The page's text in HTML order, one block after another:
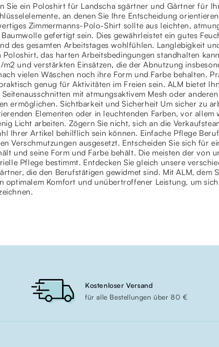
Sie ein Poloshirt für Landscha sgärtner und Gärtner für
an denen Sie Ihre Entscheidung
Zimmermanns-Polo-Shirt sollte aus leichten,
gefertigt sein. Dies gewährleistet ein gutes
des gesamten Arbeitstages wohlfühlen. Langlebigkeit
Poloshirt, das harten Arbeitsbedingungen standhalten
und verstärkten Einsätzen, die der Abnutzung
vielen Wäschen noch ihre Form und Farbe behalten.
genug für Aktivitäten im Freien sein. ALM bietet
Seitenausschnitten mit atmungsaktivem Mesh oder
ermöglichen. Sichtbarkeit und Sicherheit Um sicher zu
Elementen oder in leuchtenden Farben, vor allem
Licht arbeiten. Zögern Sie nicht, sich an die
Ihrer Artikel behilflich sein können. Einfache Pflege
Verschmutzungen ausgesetzt. Entscheiden Sie sich für
und seine Form und Farbe behält. Die meisten der von
Pflege bestimmt. Entdecken Sie gleich unsere
die den Berufstätigen gewidmet sind. Mit ALM, dem
optimalem Komfort und unübertroffener Leistung, um
Kostenloser Versand
für alle Bestellungen über 80 €